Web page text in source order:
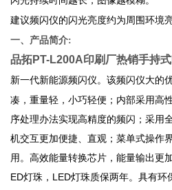
建议频闪仪的闪光亮度约为周围环境
一、产品简介:
品拓PT-L200A印刷厂热销手持
新一代新能源频闪仪。该频闪仪大的
凑，重量轻，小巧轻便；内部采用高
序处理办法实现高精度的频闪；采用
机交互更加便捷、直观；菜单式操作
用。高效能量转换芯片，能量输出更
ED灯珠，LED灯珠质保两年。具有